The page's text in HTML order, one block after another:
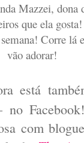
Mazzei, dona
que ela
Corre lá
vão adorar!
está
no
com